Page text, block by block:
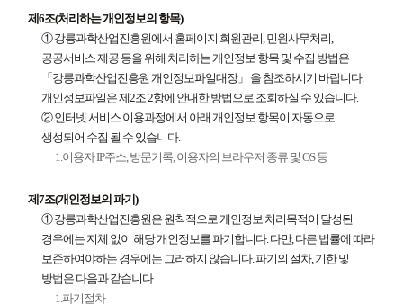
제6조(처리하는 개인정보의 항목)
① 강릉과학산업진흥원에서 홈페이지 회원관리, 민원사무처리,
공공서비스 제공 등을 위해 처리하는 개인정보 항목 및 수집 방법은
「강릉과학산업진흥원 개인정보파일대장」 을 참조하시기 바랍니다.
개인정보파일은 제2조 2항에 안내한 방법으로 조회하실 수 있습니다.
② 인터넷 서비스 이용과정에서 아래 개인정보 항목이 자동으로
생성되어 수집 될 수 있습니다.
1.이용자 IP주소, 방문기록, 이용자의 브라우저 종류 및 OS 등
제7조(개인정보의 파기)
① 강릉과학산업진흥원은 원칙적으로 개인정보 처리목적이 달성된
경우에는 지체 없이 해당 개인정보를 파기합니다. 다만, 다른 법률에 따라
보존하여야하는 경우에는 그러하지 않습니다. 파기의 절차, 기한 및
방법은 다음과 같습니다.
1.파기절차